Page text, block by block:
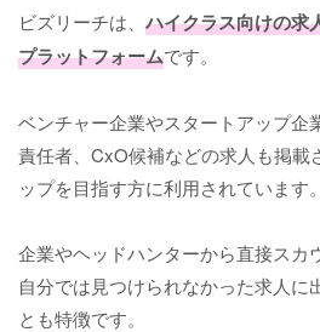
ビズリーチは、ハイクラス向けの求
プラットフォームです。
ベンチャー企業やスタートアップ企
責任者、CxO候補などの求人も掲載
ップを目指す方に利用されています。
企業やヘッドハンターから直接スカ
自分では見つけられなかった求人に
とも特徴です。